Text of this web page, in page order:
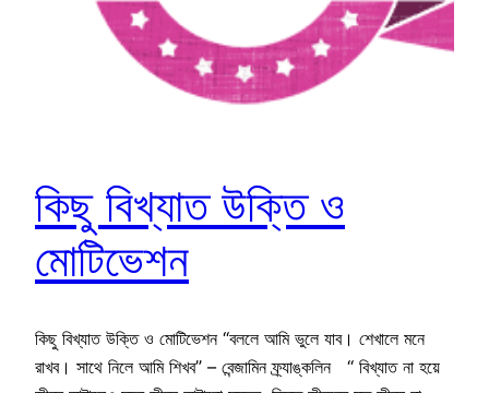
কিছু বিখ্যাত উক্তি ও
মোটিভেশন
কিছু বিখ্যাত উক্তি ও মোটিভেশন “বললে আমি ভুলে যাব। শেখালে মনে
রাখব। সাথে নিলে আমি শিখব” – বেন্জামিন ফ্র্যাঙ্কলিন “ বিখ্যাত না হয়ে